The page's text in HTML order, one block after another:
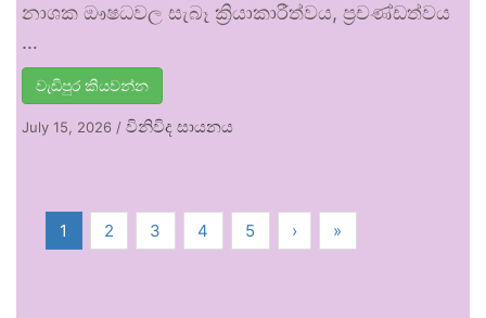
නාශක ඖෂධවල සැබෑ ක්‍රියාකාරීත්වය, ප්‍රචණ්ඩත්වය
…
වැඩිපුර කියවන්න
July 15, 2026 / විනිවිද සායනය
1 2 3 4 5 › »